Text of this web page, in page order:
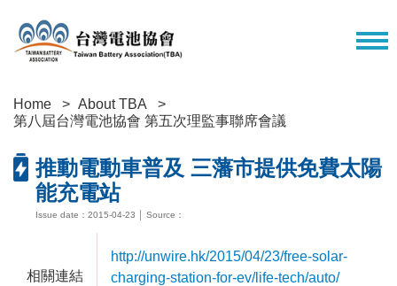
Home
About TBA
第八屆台灣電池協會 第五次理監事聯席會議
推動電動車普及 三藩市提供免費太陽
能充電站
Issue date：2015-04-23 │ Source：
相關連結
http://unwire.hk/2015/04/23/free-solar-
charging-station-for-ev/life-tech/auto/